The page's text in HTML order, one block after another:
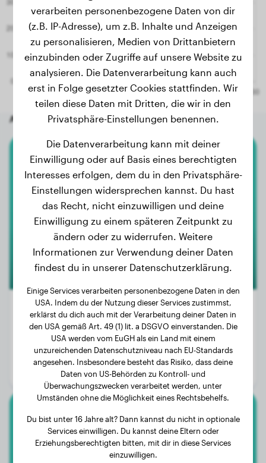
Andere zufällige Hunde
American Bully Xl
Rocky
Gewicht:
Alter:
2 Jahre, 8 Monate
Geschlecht:
Dackel
Voldy
verarbeiten personenbezogene Daten von dir
(z.B. IP-Adresse), um z.B. Inhalte und Anzeigen
zu personalisieren, Medien von Drittanbietern
einzubinden oder Zugriffe auf unsere Website zu
analysieren. Die Datenverarbeitung kann auch
erst in Folge gesetzter Cookies stattfinden. Wir
teilen diese Daten mit Dritten, die wir in den
Privatsphäre-Einstellungen benennen.
Die Datenverarbeitung kann mit deiner
Einwilligung oder auf Basis eines berechtigten
Interesses erfolgen, dem du in den Privatsphäre-
Einstellungen widersprechen kannst. Du hast
das Recht, nicht einzuwilligen und deine
Einwilligung zu einem späteren Zeitpunkt zu
ändern oder zu widerrufen. Weitere
Informationen zur Verwendung deiner Daten
findest du in unserer Datenschutzerklärung.
Einige Services verarbeiten personenbezogene Daten in den
USA. Indem du der Nutzung dieser Services zustimmst,
erklärst du dich auch mit der Verarbeitung deiner Daten in
den USA gemäß Art. 49 (1) lit. a DSGVO einverstanden. Die
USA werden vom EuGH als ein Land mit einem
unzureichenden Datenschutzniveau nach EU-Standards
angesehen. Insbesondere besteht das Risiko, dass deine
Daten von US-Behörden zu Kontroll- und
Überwachungszwecken verarbeitet werden, unter
Umständen ohne die Möglichkeit eines Rechtsbehelfs.
Du bist unter 16 Jahre alt? Dann kannst du nicht in optionale
Services einwilligen. Du kannst deine Eltern oder
Erziehungsberechtigten bitten, mit dir in diese Services
einzuwilligen.